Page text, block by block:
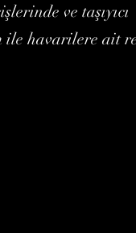
ve taşıyıcı
havarilere ait